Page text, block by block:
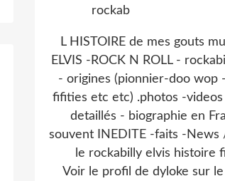
L HISTOIRE de mes gouts
ELVIS -ROCK N ROLL -
- origines (pionnier-doo wop
fifities etc etc) .photos -
detaillés - biographie en
souvent INEDITE -faits -
le rockabilly elvis histoire
Voir le profil de dyloke sur